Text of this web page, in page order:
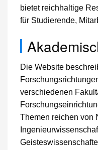
bietet reichhaltige
für Studierende,
Die Website
verschiedenen
Themen reichen von